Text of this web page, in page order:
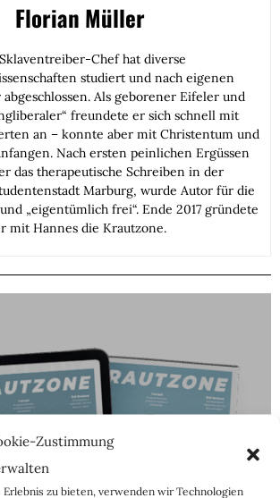
Zustimmung
zu bieten, verwenden wir Technologien
Florian Müller
Chef hat diverse
studiert und nach eigenen
abgeschlossen. Als geborener Eifeler und
freundete er sich schnell mit
an – konnte aber mit Christentum und
Nach ersten peinlichen Ergüssen
das therapeutische Schreiben in der
Marburg, wurde Autor für die
„eigentümlich frei“. Ende 2017 gründete
mit Hannes die Krautzone.
ABOS